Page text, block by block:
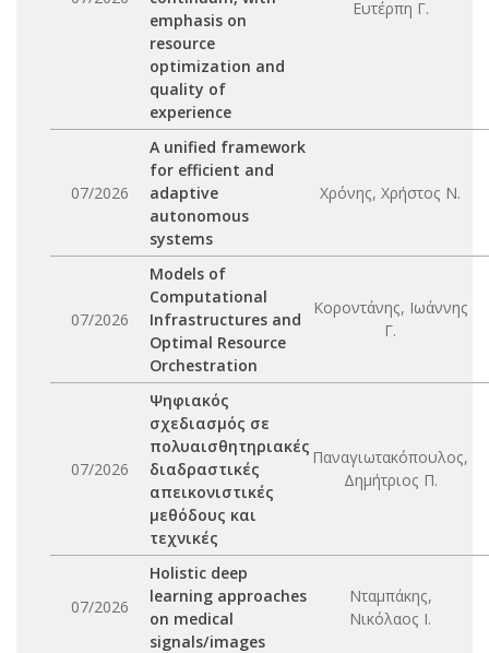
emphasis on
resource
optimization and
quality of
experience
Ευτέρπη Γ.
07/2026
A unified framework
for efficient and
adaptive
autonomous
systems
Χρόνης, Χρήστος Ν.
07/2026
Models of
Computational
Infrastructures and
Optimal Resource
Orchestration
Κοροντάνης, Ιωάννης
Γ.
07/2026
Ψηφιακός
σχεδιασμός σε
πολυαισθητηριακές
διαδραστικές
απεικονιστικές
μεθόδους και
τεχνικές
Παναγιωτακόπουλος,
Δημήτριος Π.
07/2026
Holistic deep
learning approaches
on medical
signals/images
Νταμπάκης,
Νικόλαος Ι.